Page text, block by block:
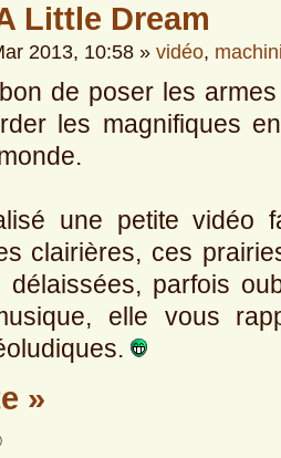
Little Dream
2013, 10:58 » vidéo,
de poser les
les magnifiques
une petite vidéo
clairières, ces
délaissées, parfois
elle vous
»
)